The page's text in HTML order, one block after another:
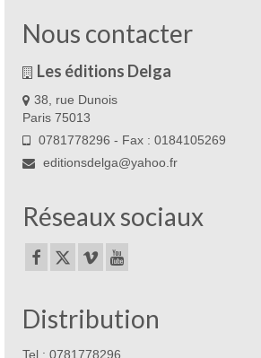
Nous contacter
Les éditions Delga
38, rue Dunois
Paris 75013
0781778296 - Fax : 0184105269
editionsdelga@yahoo.fr
Réseaux sociaux
Distribution
Tel : 0781778296